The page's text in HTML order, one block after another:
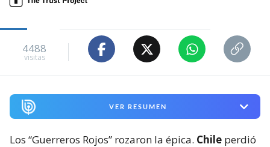
4488
visitas
VER RESUMEN
Los “Guerreros Rojos” rozaron la épica. Chile perdió